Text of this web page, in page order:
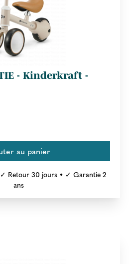
- Kinderkraft -
Retour 30 jours • ✓ Garantie 2
ans